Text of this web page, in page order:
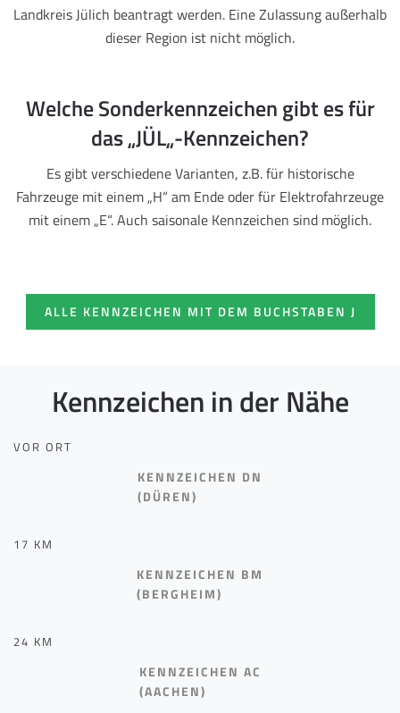
Landkreis Jülich beantragt werden. Eine Zulassung außerhalb
dieser Region ist nicht möglich.
Welche Sonderkennzeichen gibt es für
das „JÜL„-Kennzeichen?
Es gibt verschiedene Varianten, z.B. für historische
Fahrzeuge mit einem „H“ am Ende oder für Elektrofahrzeuge
mit einem „E“. Auch saisonale Kennzeichen sind möglich.
ALLE KENNZEICHEN MIT DEM BUCHSTABEN J
Kennzeichen in der Nähe
VOR ORT
KENNZEICHEN DN
(DÜREN)
17 KM
KENNZEICHEN BM
(BERGHEIM)
24 KM
KENNZEICHEN AC
(AACHEN)